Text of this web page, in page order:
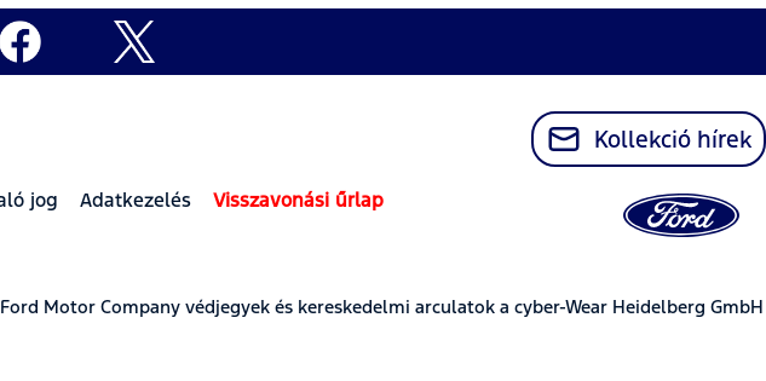
Kollekció hírek
jog Adatkezelés
Visszavonási űrlap
Motor Company védjegyek és kereskedelmi arculatok a cyber-Wear Heidelberg GmbH